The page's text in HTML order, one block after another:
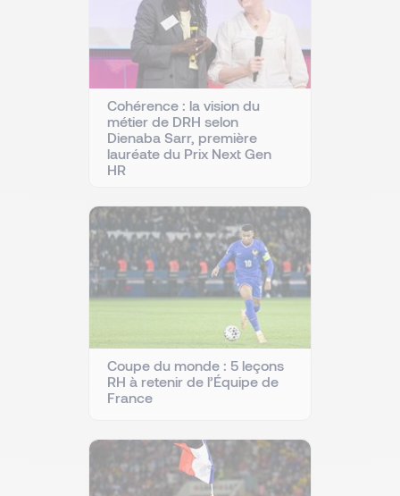
Cohérence : la vision du
métier de DRH selon
Dienaba Sarr, première
lauréate du Prix Next Gen
HR
Coupe du monde : 5 leçons
RH à retenir de l’Équipe de
France